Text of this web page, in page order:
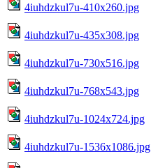
4iuhdzkul7u-410x260.jpg
4iuhdzkul7u-435x308.jpg
4iuhdzkul7u-730x516.jpg
4iuhdzkul7u-768x543.jpg
4iuhdzkul7u-1024x724.jpg
4iuhdzkul7u-1536x1086.jpg